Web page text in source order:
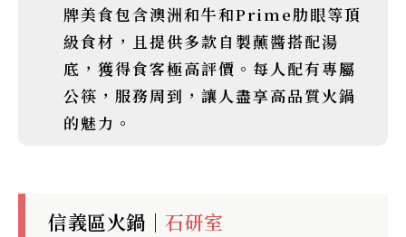
牌美食包含澳洲和牛和Prime肋眼等頂
級食材，且提供多款自製蘸醬搭配湯
底，獲得食客極高評價。每人配有專屬
公筷，服務周到，讓人盡享高品質火鍋
的魅力。
信義區火鍋｜石研室